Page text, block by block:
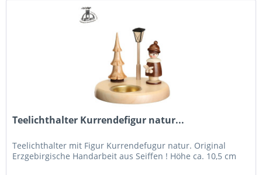
Teelichthalter Kurrendefigur natur...
Teelichthalter mit Figur Kurrendefugur natur. Original
Erzgebirgische Handarbeit aus Seiffen ! Höhe ca. 10,5 cm